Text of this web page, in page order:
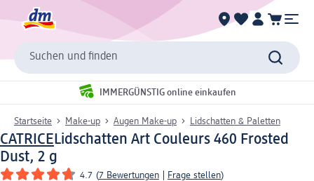
Suchen und finden
IMMERGÜNSTIG online einkaufen
Startseite Make-up Augen Make-up Lidschatten & Paletten
CATRICELidschatten Art Couleurs 460 Frosted
Dust, 2 g
4.7 (7 Bewertungen Frage stellen)